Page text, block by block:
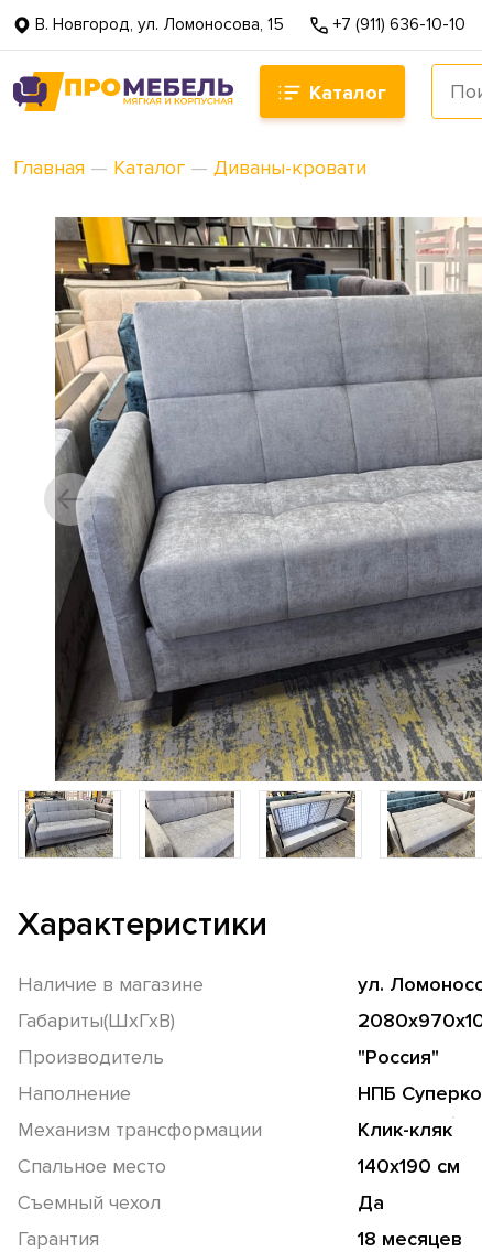
В. Новгород, ул. Ломоносова, 15 +7 (911) 636-10-10
Каталог
Главная — Каталог — Диваны-кровати
Характеристики
Наличие в магазине
ул.
Габариты(ШхГхВ)
Производитель
"Россия"
Наполнение
НПБ
Механизм трансформации
Клик-кляк
Спальное место
140х190 см
Съемный чехол
Да
Гарантия
18 месяцев